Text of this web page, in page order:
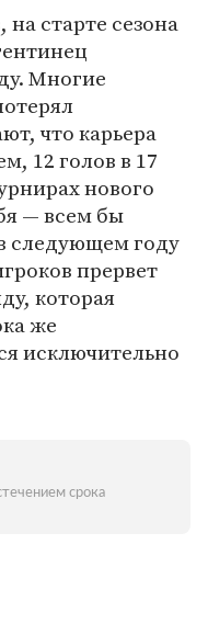
старте сезона
Многие
что карьера
12 голов в 17
нового
— всем бы
следующем году
прервет
которая
же
исключительно
срока